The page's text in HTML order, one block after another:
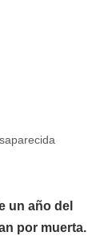
un año del
por muerta.